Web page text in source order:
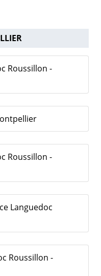
Roussillon -
Roussillon -
Languedoc
Roussillon -